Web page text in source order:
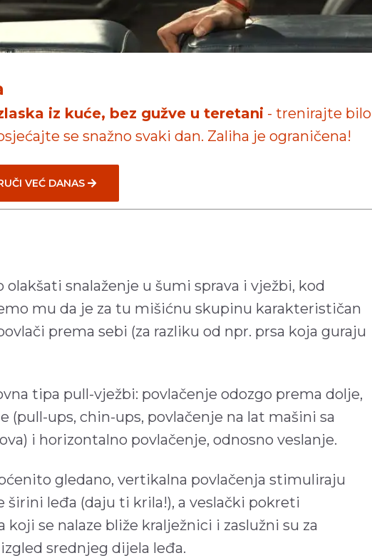
iz kuće, bez gužve u teretani - trenirajte bilo
se snažno svaki dan. Zaliha je ograničena!
VEĆ DANAS
snalaženje u šumi sprava i vježbi, kod
mu da je za tu mišićnu skupinu karakterističan
prema sebi (za razliku od npr. prsa koja guraju
tipa pull-vježbi: povlačenje odozgo prema dolje,
(pull-ups, chin-ups, povlačenje na lat mašini sa
i horizontalno povlačenje, odnosno veslanje.
gledano, vertikalna povlačenja stimuliraju
širini leđa (daju ti krila!), a veslački pokreti
se nalaze bliže kralježnici i zaslužni su za
srednjeg dijela leđa.